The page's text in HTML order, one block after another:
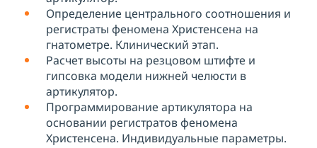
Определение центрального соотношения и
регистраты феномена Христенсена на
гнатометре. Клинический этап.
Расчет высоты на резцовом штифте и
гипсовка модели нижней челюсти в
артикулятор.
Программирование артикулятора на
основании регистратов феномена
Христенсена. Индивидуальные параметры.